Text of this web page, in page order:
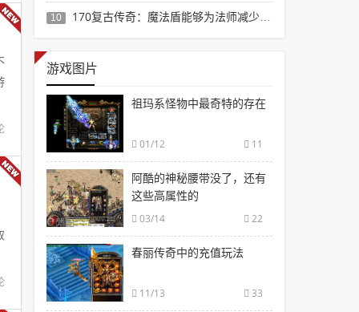
10 170复古传奇：魔法盾能够为法师减少伤害
游戏图片
祖玛系怪物中最奇特的存在
01/12 11
阿酷的神秘腰带没了，还有
这些高属性的
03/14 22
春丽传奇中的充值玩法
11/13 33